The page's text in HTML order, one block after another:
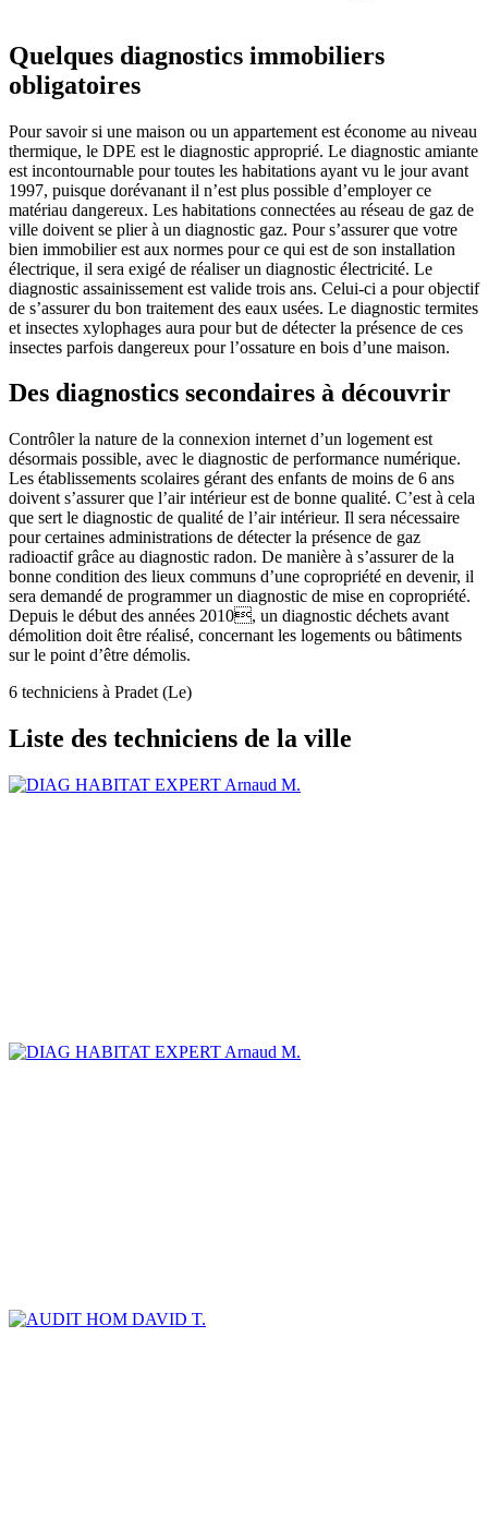
Quelques diagnostics immobiliers
obligatoires
Pour savoir si une maison ou un appartement est économe au niveau
thermique, le DPE est le diagnostic approprié. Le diagnostic amiante
est incontournable pour toutes les habitations ayant vu le jour avant
1997, puisque dorévanant il n’est plus possible d’employer ce
matériau dangereux. Les habitations connectées au réseau de gaz de
ville doivent se plier à un diagnostic gaz. Pour s’assurer que votre
bien immobilier est aux normes pour ce qui est de son installation
électrique, il sera exigé de réaliser un diagnostic électricité. Le
diagnostic assainissement est valide trois ans. Celui-ci a pour objectif
de s’assurer du bon traitement des eaux usées. Le diagnostic termites
et insectes xylophages aura pour but de détecter la présence de ces
insectes parfois dangereux pour l’ossature en bois d’une maison.
Des diagnostics secondaires à découvrir
Contrôler la nature de la connexion internet d’un logement est
désormais possible, avec le diagnostic de performance numérique.
Les établissements scolaires gérant des enfants de moins de 6 ans
doivent s’assurer que l’air intérieur est de bonne qualité. C’est à cela
que sert le diagnostic de qualité de l’air intérieur. Il sera nécessaire
pour certaines administrations de détecter la présence de gaz
radioactif grâce au diagnostic radon. De manière à s’assurer de la
bonne condition des lieux communs d’une copropriété en devenir, il
sera demandé de programmer un diagnostic de mise en copropriété.
Depuis le début des années 2010, un diagnostic déchets avant
démolition doit être réalisé, concernant les logements ou bâtiments
sur le point d’être démolis.
6 techniciens à Pradet (Le)
Liste des techniciens de la ville
Arnaud M.
Arnaud M.
DAVID T.